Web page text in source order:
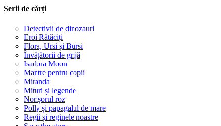
Serii de cărți
Detectivii de dinozauri
Eroi Rătăciți
Flora, Ursi și Bursi
Învățătorii de grijă
Isadora Moon
Mantre pentru copii
Miranda
Mituri și legende
Norișorul roz
Polly și papagalul de mare
Regii și reginele noastre